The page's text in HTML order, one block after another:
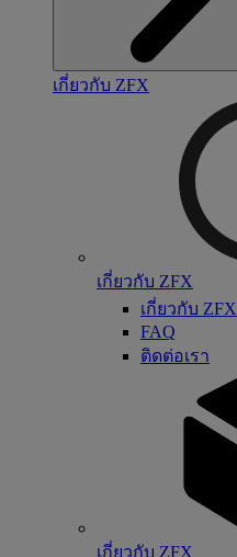
เกี่ยวกับ ZFX
เกี่ยวกับ ZFX
เกี่ยวกับ ZFX
FAQ
ติดต่อเรา
เกี่ยวกับ ZFX